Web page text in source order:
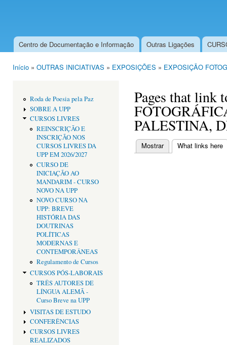
Menu principal
Centro de Documentação e Informação Outras Ligações
Início » OUTRAS INICIATIVAS » EXPOSIÇÕES » EXPOSIÇÃO
Roda de Poesia pela Paz
SOBRE A UPP
CURSOS LIVRES
REINSCRIÇÃO E
INSCRIÇÃO NOS
CURSOS LIVRES DA
UPP EM 2026/2027
CURSO DE
INICIAÇÃO AO
MANDARIM - CURSO
NOVO NA UPP
NOVO CURSO NA
UPP: BREVE
HISTÓRIA DAS
DOUTRINAS
POLÍTICAS
MODERNAS E
CONTEMPORÂNEAS
Regulamento de Cursos
CURSOS PÓS-LABORAIS
TRÊS AUTORES DE
LÍNGUA ALEMÃ -
Curso Breve na UPP
VISITAS DE ESTUDO
CONFERÊNCIAS
CURSOS LIVRES
REALIZADOS
Pages that link
PALESTINA,
Separadores
Mostrar What links here